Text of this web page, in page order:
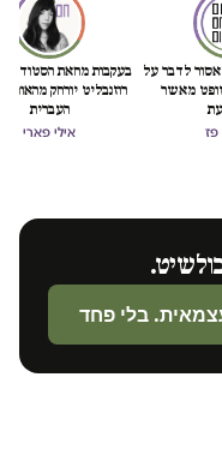
לדבר על
מאשר
בעקבות מחאת הסטודנטיות:
רוזנבליט יורחק
העברית
אילי פארי
בלי פחד